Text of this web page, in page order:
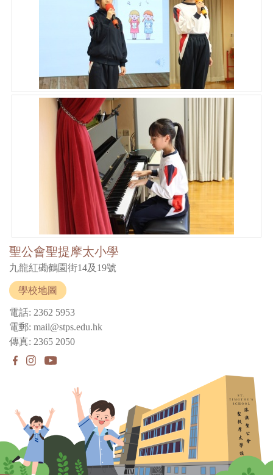
聖公會聖提摩太小學
九龍紅磡鶴園街14及19號
學校地圖
電話: 2362 5953
電郵: mail@stps.edu.hk
傳真: 2365 2050